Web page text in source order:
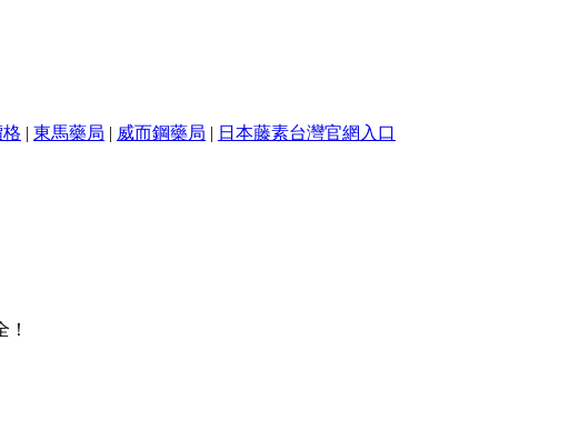
| 東馬藥局 | 威而鋼藥局 | 日本藤素台灣官網入口